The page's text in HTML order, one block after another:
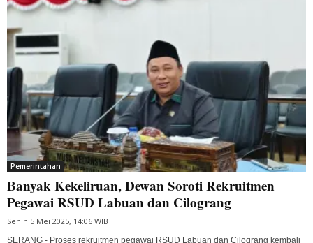
Pemerintahan
Banyak Kekeliruan, Dewan Soroti Rekruitmen
Pegawai RSUD Labuan dan Cilograng
Senin 5 Mei 2025, 14:06 WIB
SERANG - Proses rekruitmen pegawai RSUD Labuan dan Cilograng kembali